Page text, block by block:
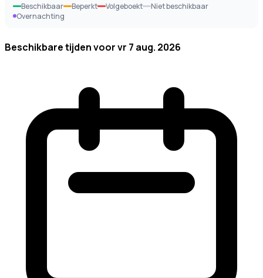
Beschikbaar Beperkt Volgeboekt
Niet beschikbaar
Overnachting
Beschikbare tijden voorvr 7 aug. 2026